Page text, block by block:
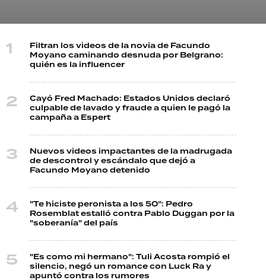
Filtran los videos de la novia de Facundo
Moyano caminando desnuda por Belgrano:
quién es la influencer
Cayó Fred Machado: Estados Unidos declaró
culpable de lavado y fraude a quien le pagó la
campaña a Espert
Nuevos videos impactantes de la madrugada
de descontrol y escándalo que dejó a
Facundo Moyano detenido
"Te hiciste peronista a los 50": Pedro
Rosemblat estalló contra Pablo Duggan por la
"soberanía" del país
"Es como mi hermano": Tuli Acosta rompió el
silencio, negó un romance con Luck Ra y
apuntó contra los rumores
Seguinos